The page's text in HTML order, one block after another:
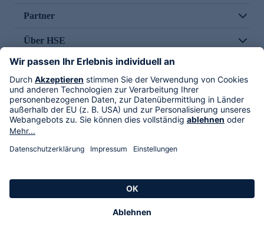
Partner
Über HSE
Im TV
HSE International